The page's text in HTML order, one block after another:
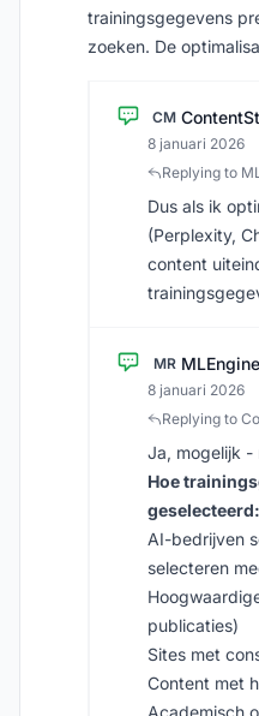
trainingsgegevens
zoeken. De
CM
8 januari 2026
Replying to
Dus als ik
(Perplexity,
content
MR
8 januari 2026
Replying to
Ja, mogelijk -
Hoe
geselecteerd:
AI-bedrijven
selecteren
publicaties)
Sites met
Content met
Academisch